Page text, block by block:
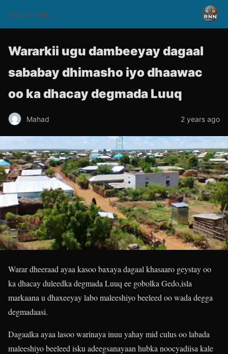
rnnsomalitv
Wararkii ugu dambeeyay dagaal
sababay dhimasho iyo dhaawac
oo ka dhacay degmada Luuq
Mahad 2 years ago
Warar dheeraad ayaa kasoo baxaya dagaal khasaaro geystay oo
ka dhacay duleedka degmada Luuq ee gobolka Gedo,isla
markaana u dhaxeeyay labo maleeshiyo beeleed oo wada degga
degmadaasi.
Dagaalka ayaa lasoo warinaya inuu yahay mid culus oo labada
maleeshiyo beeleed isku adeegsanayaan hubka noocyadiisa kale